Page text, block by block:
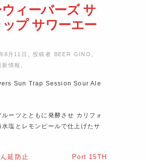
ィーバーズ サ
プ サワーエー
8月11日 ,投稿者 BEER GINO
新情報
Sun Trap Session Sour Ale
ーツとともに発酵させ カリフォ
水塩とレモンピールで仕上げたサ
延防止
Port 15TH